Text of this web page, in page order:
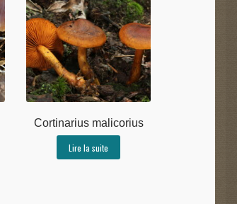
Cortinarius malicorius
Lire la suite